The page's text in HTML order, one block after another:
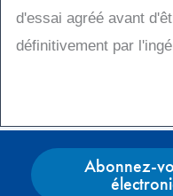
d'essai agréé avant
définitivement par
Abonnez-